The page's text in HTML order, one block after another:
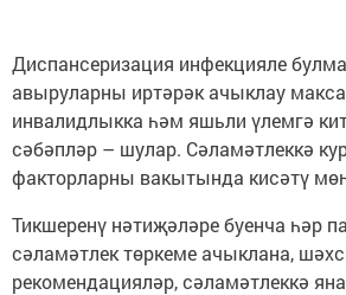
Диспансеризация инфекцияле
авыруларны иртәрәк ачыклау
инвалидлыкка һәм яшьли үлемгә
сәбәпләр – шулар. Сәламәтлеккә
факторларны вакытында кисәтү
Тикшеренү нәтиҗәләре буенча һәр
сәламәтлек төркеме ачыклана,
рекомендацияләр, сәламәтлеккә